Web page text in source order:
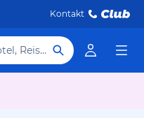
Kontakt
Hotel, Reiseziel